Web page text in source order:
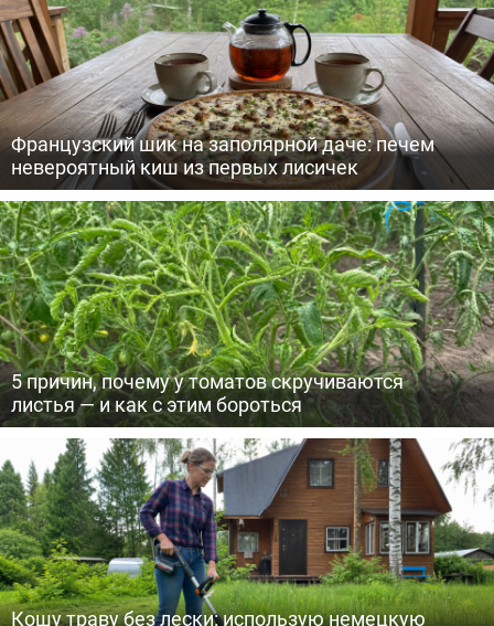
Французский шик на заполярной даче: печем
невероятный киш из первых лисичек
5 причин, почему у томатов скручиваются
листья — и как с этим бороться
Кошу траву без лески: использую немецкую